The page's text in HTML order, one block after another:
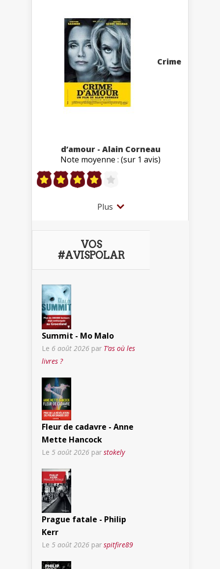
Crime
d’amour - Alain Corneau
Note moyenne : (sur 1 avis)
Plus
VOS
#AVISPOLAR
Summit - Mo Malo
Le 6 août 2026 par T’as où les
livres ?
Fleur de cadavre - Anne
Mette Hancock
Le 5 août 2026 par stokely
Prague fatale - Philip
Kerr
Le 5 août 2026 par spitfire89